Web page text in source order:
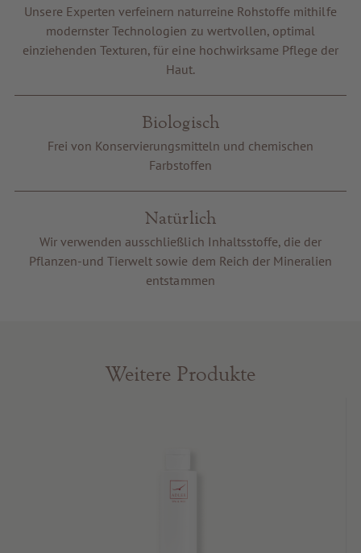
Gutscheine
Service & Info
Unsere Experten verfeinern naturreine Rohstoffe mithilfe
modernster Technologien zu wertvollen, optimal
einziehenden Texturen, für eine hochwirksame Pflege der
Haut.
Biologisch
Frei von Konservierungsmitteln und chemischen
Farbstoffen
Natürlich
Wir verwenden ausschließlich Inhaltsstoffe, die der
Pflanzen-und Tierwelt sowie dem Reich der Mineralien
entstammen
Weitere Produkte